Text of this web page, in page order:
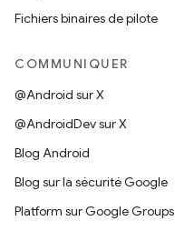
Fichiers binaires de pilote
COMMUNIQUER
@Android sur X
@AndroidDev sur X
Blog Android
Blog sur la sécurité Google
Platform sur Google Groups